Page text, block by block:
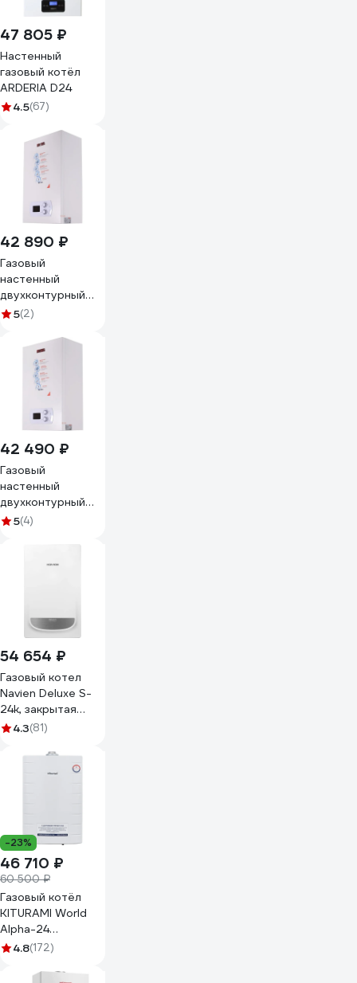
47 805 ₽
Настенный
газовый котёл
ARDERIA D24
4.5(67)
42 890 ₽
Газовый
настенный
двухконтурный
котел Ресанта
5(2)
42 490 ₽
Газовый
настенный
двухконтурный
котел Ресанта
5(4)
54 654 ₽
Газовый котел
Navien Deluxe S-
24k, закрытая
камера,
квт, коаксиальный
НС-1205510
4.3(81)
-23%
46 710 ₽
60 500 ₽
Газовый котёл
KITURAMI World
Alpha-24
A21E220261
4.8(172)